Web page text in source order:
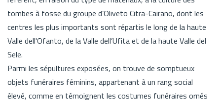
tombes à fosse du groupe d’Oliveto Citra-Cairano, dont les
centres les plus importants sont répartis le long de la haute
Valle dell'Ofanto, de la Valle dell’Ufita et de la haute Valle del
Sele.
Parmi les sépultures exposées, on trouve de somptueux
objets funéraires féminins, appartenant à un rang social
élevé, comme en témoignent les costumes funéraires ornés